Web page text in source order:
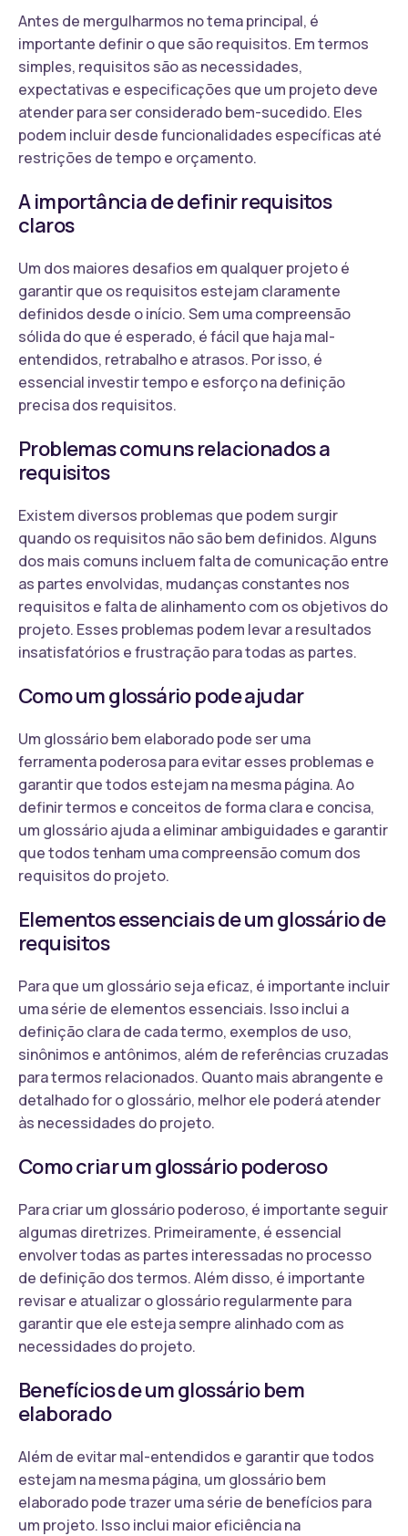
Antes de mergulharmos no tema principal, é
importante definir o que são requisitos. Em termos
simples, requisitos são as necessidades,
expectativas e especificações que um projeto deve
atender para ser considerado bem-sucedido. Eles
podem incluir desde funcionalidades específicas até
restrições de tempo e orçamento.
A importância de definir requisitos
claros
Um dos maiores desafios em qualquer projeto é
garantir que os requisitos estejam claramente
definidos desde o início. Sem uma compreensão
sólida do que é esperado, é fácil que haja mal-
entendidos, retrabalho e atrasos. Por isso, é
essencial investir tempo e esforço na definição
precisa dos requisitos.
Problemas comuns relacionados a
requisitos
Existem diversos problemas que podem surgir
quando os requisitos não são bem definidos. Alguns
dos mais comuns incluem falta de comunicação entre
as partes envolvidas, mudanças constantes nos
requisitos e falta de alinhamento com os objetivos do
projeto. Esses problemas podem levar a resultados
insatisfatórios e frustração para todas as partes.
Como um glossário pode ajudar
Um glossário bem elaborado pode ser uma
ferramenta poderosa para evitar esses problemas e
garantir que todos estejam na mesma página. Ao
definir termos e conceitos de forma clara e concisa,
um glossário ajuda a eliminar ambiguidades e garantir
que todos tenham uma compreensão comum dos
requisitos do projeto.
Elementos essenciais de um glossário de
requisitos
Para que um glossário seja eficaz, é importante incluir
uma série de elementos essenciais. Isso inclui a
definição clara de cada termo, exemplos de uso,
sinônimos e antônimos, além de referências cruzadas
para termos relacionados. Quanto mais abrangente e
detalhado for o glossário, melhor ele poderá atender
às necessidades do projeto.
Como criar um glossário poderoso
Para criar um glossário poderoso, é importante seguir
algumas diretrizes. Primeiramente, é essencial
envolver todas as partes interessadas no processo
de definição dos termos. Além disso, é importante
revisar e atualizar o glossário regularmente para
garantir que ele esteja sempre alinhado com as
necessidades do projeto.
Benefícios de um glossário bem
elaborado
Além de evitar mal-entendidos e garantir que todos
estejam na mesma página, um glossário bem
elaborado pode trazer uma série de benefícios para
um projeto. Isso inclui maior eficiência na